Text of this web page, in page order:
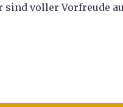
voller Vorfreude